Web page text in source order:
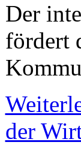
Der
fördert
der